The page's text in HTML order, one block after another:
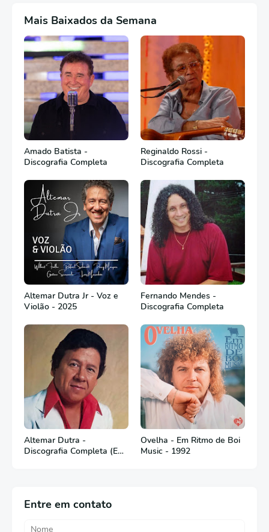
Mais Baixados da Semana
Amado Batista -
Discografia Completa
Reginaldo Rossi -
Discografia Completa
Altemar Dutra Jr - Voz e
Violão - 2025
Fernando Mendes -
Discografia Completa
Altemar Dutra -
Discografia Completa (Em
Ovelha - Em Ritmo de Boi
Music - 1992
Entre em contato